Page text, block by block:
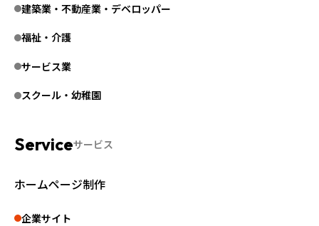
建築業・不動産業・デベロッパー
福祉・介護
サービス業
スクール・幼稚園
サービス
ホームページ制作
企業サイト